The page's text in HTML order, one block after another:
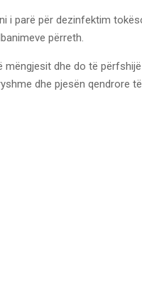
të
i parë për dezinfektim
përreth.
dhe do të
dhe pjesën qendrore